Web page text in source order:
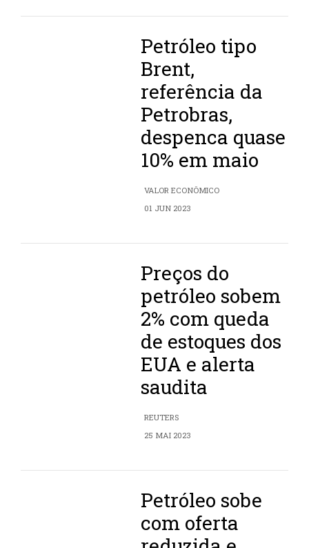
Petróleo tipo
Brent,
referência da
Petrobras,
despenca quase
10% em maio
VALOR ECONÔMICO
01 JUN 2023
Preços do
petróleo sobem
2% com queda
de estoques dos
EUA e alerta
saudita
REUTERS
25 MAI 2023
Petróleo sobe
com oferta